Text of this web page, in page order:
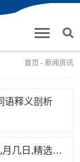
首页 - 新闻资讯
语释义剖析
老师的节日叫什么节: 老师的节日是每年几月几日,精选词语释义剖析